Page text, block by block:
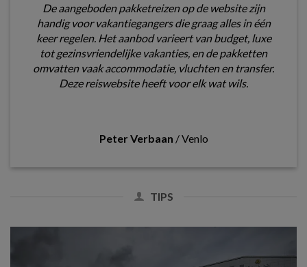
De aangeboden pakketreizen op de website zijn
handig voor vakantiegangers die graag alles in één
keer regelen. Het aanbod varieert van budget, luxe
tot gezinsvriendelijke vakanties, en de pakketten
omvatten vaak accommodatie, vluchten en transfer.
Deze reiswebsite heeft voor elk wat wils.
Peter Verbaan /Venlo
TIPS